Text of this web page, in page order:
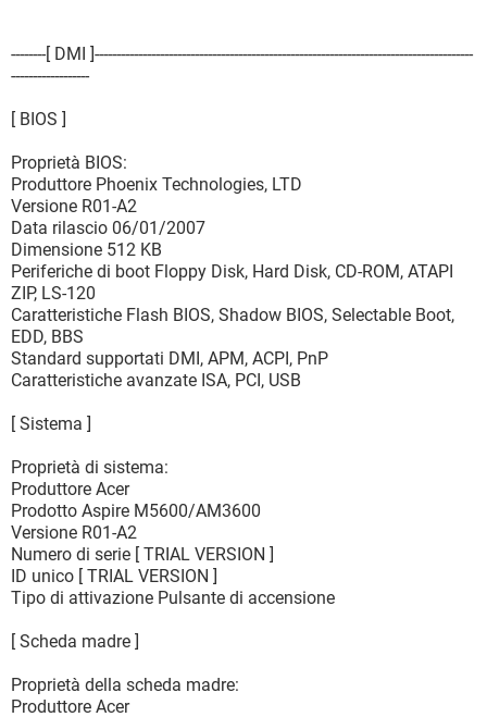
--------[ DMI ]---------------------------------------------------------------------------------------
------------------
[ BIOS ]
Proprietà BIOS:
Produttore Phoenix Technologies, LTD
Versione R01-A2
Data rilascio 06/01/2007
Dimensione 512 KB
Periferiche di boot Floppy Disk, Hard Disk, CD-ROM, ATAPI
ZIP, LS-120
Caratteristiche Flash BIOS, Shadow BIOS, Selectable Boot,
EDD, BBS
Standard supportati DMI, APM, ACPI, PnP
Caratteristiche avanzate ISA, PCI, USB
[ Sistema ]
Proprietà di sistema:
Produttore Acer
Prodotto Aspire M5600/AM3600
Versione R01-A2
Numero di serie [ TRIAL VERSION ]
ID unico [ TRIAL VERSION ]
Tipo di attivazione Pulsante di accensione
[ Scheda madre ]
Proprietà della scheda madre:
Produttore Acer